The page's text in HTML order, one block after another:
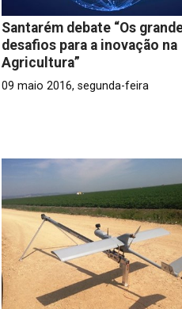
Santarém debate “Os
desafios para a inovação na
Agricultura”
09 maio 2016, segunda-feira